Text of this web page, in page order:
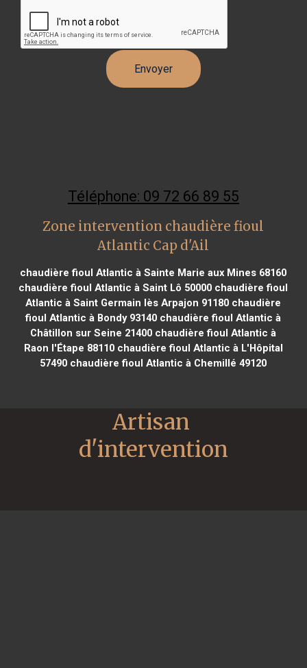
Téléphone: 09 72 66 89 55
Zone intervention chaudière fioul
Atlantic Cap d'Ail
chaudière fioul Atlantic à Sainte Marie aux Mines 68160
chaudière fioul Atlantic à Saint Lô 50000 chaudière fioul
Atlantic à Saint Germain lès Arpajon 91180 chaudière
fioul Atlantic à Bondy 93140 chaudière fioul Atlantic à
Châtillon sur Seine 21400 chaudière fioul Atlantic à
Raon l'Étape 88110chaudière fioul Atlantic à L'Hôpital
57490 chaudière fioul Atlantic à Chemillé 49120
Artisan
d'intervention